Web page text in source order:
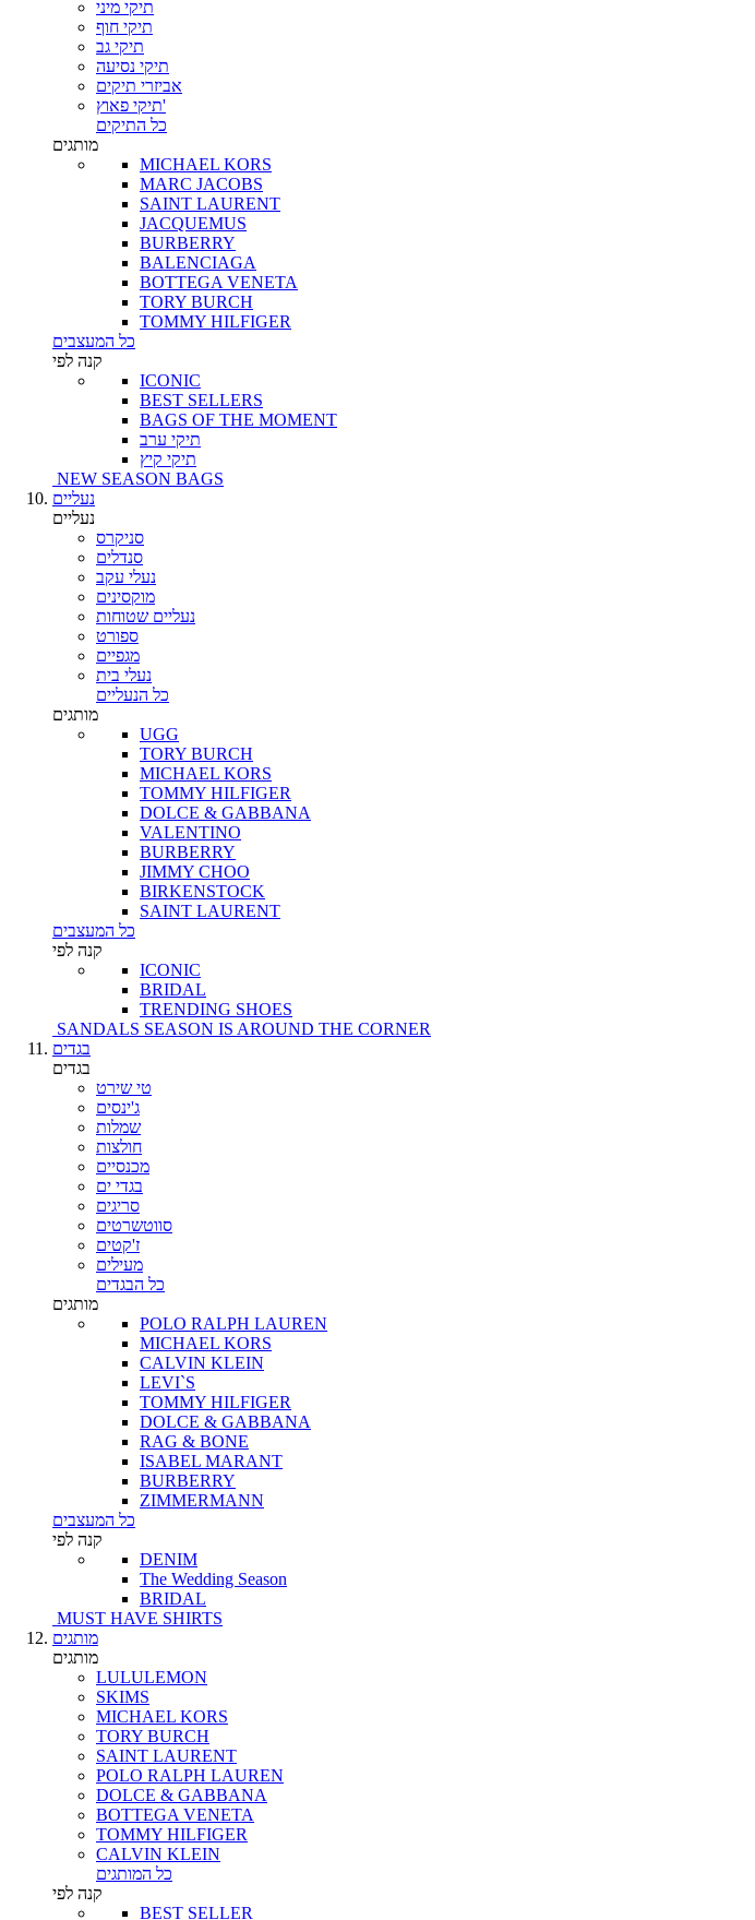
תיקי מיני
תיקי חוף
תיקי גב
תיקי נסיעה
אביזרי תיקים
תיקי פאוץ'
כל התיקים
מותגים
MICHAEL KORS
MARC JACOBS
SAINT LAURENT
JACQUEMUS
BURBERRY
BALENCIAGA
BOTTEGA VENETA
TORY BURCH
TOMMY HILFIGER
כל המעצבים
קנה לפי
ICONIC
BEST SELLERS
BAGS OF THE MOMENT
תיקי ערב
תיקי קיץ
NEW SEASON BAGS
נעליים
נעליים
סניקרס
סנדלים
נעלי עקב
מוקסינים
נעליים שטוחות
ספורט
מגפיים
נעלי בית
כל הנעליים
מותגים
UGG
TORY BURCH
MICHAEL KORS
TOMMY HILFIGER
DOLCE & GABBANA
VALENTINO
BURBERRY
JIMMY CHOO
BIRKENSTOCK
SAINT LAURENT
כל המעצבים
קנה לפי
ICONIC
BRIDAL
TRENDING SHOES
SANDALS SEASON IS AROUND THE CORNER
בגדים
בגדים
טי שירט
ג'ינסים
שמלות
חולצות
מכנסיים
בגדי ים
סריגים
סווטשרטים
ז'קטים
מעילים
כל הבגדים
מותגים
POLO RALPH LAUREN
MICHAEL KORS
CALVIN KLEIN
LEVI`S
TOMMY HILFIGER
DOLCE & GABBANA
RAG & BONE
ISABEL MARANT
BURBERRY
ZIMMERMANN
כל המעצבים
קנה לפי
DENIM
The Wedding Season
BRIDAL
MUST HAVE SHIRTS
מותגים
מותגים
LULULEMON
SKIMS
MICHAEL KORS
TORY BURCH
SAINT LAURENT
POLO RALPH LAUREN
DOLCE & GABBANA
BOTTEGA VENETA
TOMMY HILFIGER
CALVIN KLEIN
כל המותגים
קנה לפי
BEST SELLER